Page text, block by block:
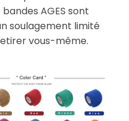
AGES sont
soulagement limité
vous-même.